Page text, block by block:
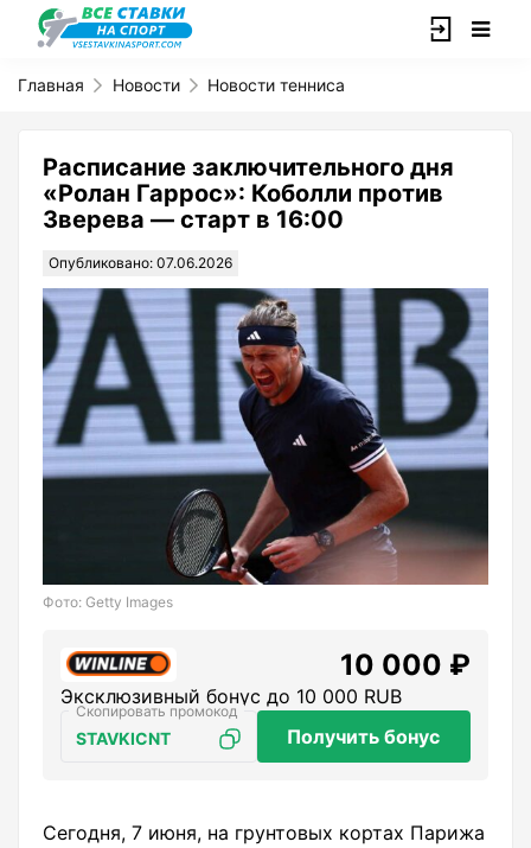
Главная Новости Новости тенниса
Расписание заключительного дня
«Ролан Гаррос»: Коболли против
Зверева — старт в 16:00
Опубликовано: 07.06.2026
Фото: Getty Images
10 000 ₽
Эксклюзивный бонус до 10 000 RUB
STAVKICNT Получить бонус
Сегодня, 7 июня, на грунтовых кортах Парижа